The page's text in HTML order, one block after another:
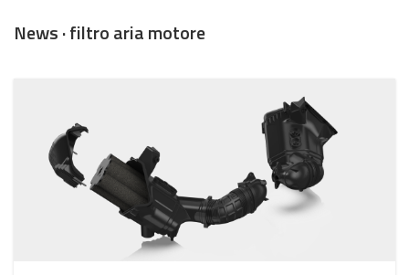
News · filtro aria motore